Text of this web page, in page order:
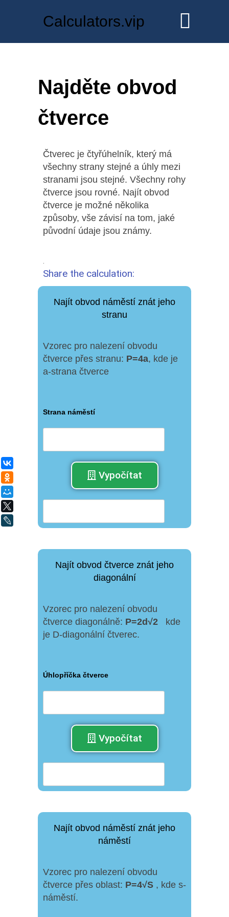
Calculators.vip
Najděte obvod
čtverce
Čtverec je čtyřúhelník, který má
všechny strany stejné a úhly mezi
stranami jsou stejné. Všechny rohy
čtverce jsou rovné. Najít obvod
čtverce je možné několika
způsoby, vše závisí na tom, jaké
původní údaje jsou známy.
Share the calculation:
Najít obvod náměstí znát jeho
stranu
Vzorec pro nalezení obvodu
čtverce přes stranu: P=4a, kde je
a-strana čtverce
Strana náměstí
Vypočítat
Najít obvod čtverce znát jeho
diagonální
Vzorec pro nalezení obvodu
čtverce diagonálně: P=2d√2
kde
je D-diagonální čtverec.
Úhlopříčka čtverce
Vypočítat
Najít obvod náměstí znát jeho
náměstí
Vzorec pro nalezení obvodu
čtverce přes oblast: P=4√S , kde s-
náměstí.
LiveJournal